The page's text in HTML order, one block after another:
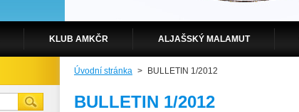
KLUB AMKČR ALJAŠSKÝ MALAMUT
Úvodní stránka > BULLETIN 1/2012
BULLETIN 1/2012